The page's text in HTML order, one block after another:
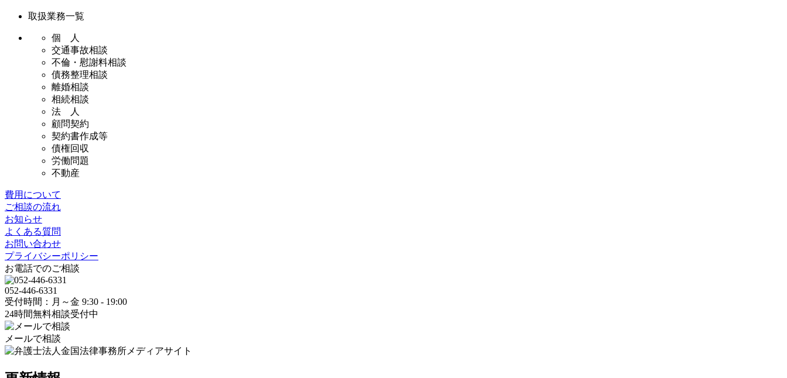
取扱業務一覧
個 人
交通事故相談
不倫・慰謝料相談
債務整理相談
離婚相談
相続相談
法 人
顧問契約
契約書作成等
債権回収
労働問題
不動産
費用について
ご相談の流れ
お知らせ
よくある質問
お問い合わせ
プライバシーポリシー
お電話でのご相談
052-446-6331
受付時間：月～金 9:30 - 19:00
24時間無料相談受付中
メールで相談